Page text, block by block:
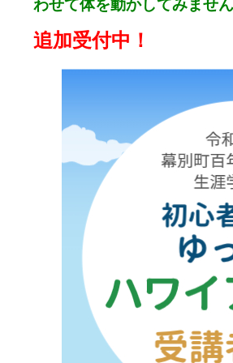
追加受付中！